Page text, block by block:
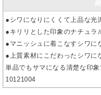
●シワになりにくくて上品な光
●キリリとした印象のナチュラ
●マニッシュに着こなすシワに
●上質素材にこだわったシワに
単品でもサマになる清楚な印象
10121004